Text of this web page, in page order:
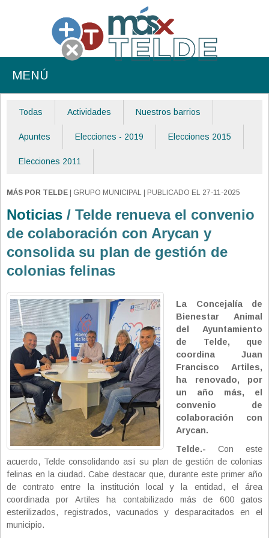
MENÚ
Todas Actividades Nuestros barrios
Apuntes Elecciones - 2019 Elecciones 2015
Elecciones 2011
MÁS POR TELDE | GRUPO MUNICIPAL | PUBLICADO EL 27-11-2025
Noticias / Telde renueva el convenio
de colaboración con Arycan y
consolida su plan de gestión de
colonias felinas
La Concejalía de
Bienestar Animal
del Ayuntamiento
de Telde, que
coordina Juan
Francisco Artiles,
ha renovado, por
un año más, el
convenio de
colaboración con
Arycan.
Telde.- Con este
acuerdo, Telde consolidando así su plan de gestión de colonias
felinas en la ciudad. Cabe destacar que, durante este primer año
de contrato entre la institución local y la entidad, el área
coordinada por Artiles ha contabilizado más de 600 gatos
esterilizados, registrados, vacunados y desparacitados en el
municipio.